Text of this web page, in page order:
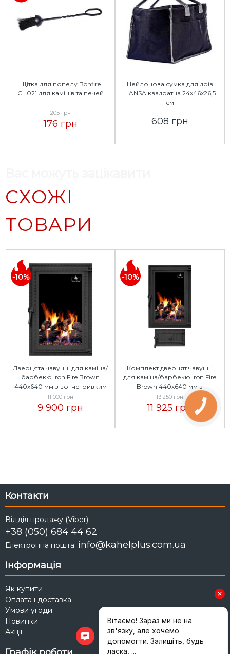
Щітка для попелу Bonfire
СН021 для камінів та печей
205 грн
176 грн
Нейлонова сумка для дрів
HANSA квадратна 24х46х26,5
см
608 грн
СХОЖІ
ТОВАРИ
-10%
Дверцята чавунні для каміна/
барбекю Iron Fire Brown
440x640 мм з вогнетривким
склом Robax
11 000 грн
9 900 грн
-10%
Комплект дверцят чавунні
для каміна/барбекю Iron Fire
Brown 440x640 мм з
вогнетривким склом Robax +
піддувальна Style 35 315х180 мм
13 250 грн
11 925 грн
Контакти
Відділ продажу (Viber):
+38 (050) 684 44 62
Електронна пошта: info@kahelplus.com.ua
Інформація
Як купити
Оплата і доставка
Умови угоди
Новинки
Акції